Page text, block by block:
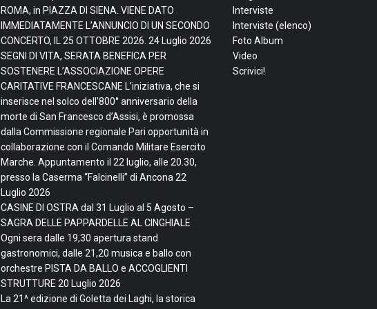
ROMA, in PIAZZA DI SIENA. VIENE DATO
IMMEDIATAMENTE L’ANNUNCIO DI UN SECONDO
CONCERTO, IL 25 OTTOBRE 2026. 24 Luglio 2026
SEGNI DI VITA, SERATA BENEFICA PER
SOSTENERE L’ASSOCIAZIONE OPERE
CARITATIVE FRANCESCANE L’iniziativa, che si
inserisce nel solco dell’800° anniversario della
morte di San Francesco d’Assisi, è promossa
dalla Commissione regionale Pari opportunità in
collaborazione con il Comando Militare Esercito
Marche. Appuntamento il 22 luglio, alle 20.30,
presso la Caserma “Falcinelli” di Ancona22
Luglio 2026
CASINE DI OSTRA dal 31 Luglio al 5 Agosto –
SAGRA DELLE PAPPARDELLE AL CINGHIALE
Ogni sera dalle 19,30 apertura stand
gastronomici, dalle 21,20 musica e ballo con
orchestre PISTA DA BALLO e ACCOGLIENTI
STRUTTURE 20 Luglio 2026
La 21^ edizione di Goletta dei Laghi, la storica
Interviste
Interviste (elenco)
Foto Album
Video
Scrivici!